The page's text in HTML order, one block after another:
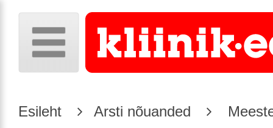
Esileht Arsti nõuanded